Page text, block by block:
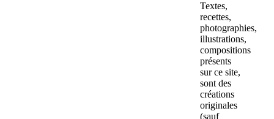
Textes,
recettes,
photographies,
illustrations,
compositions
présents
sur ce site,
sont des
créations
originales
(sauf